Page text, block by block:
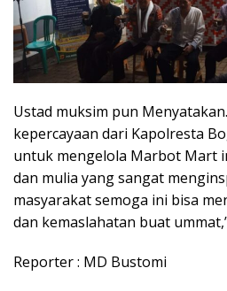
Ustad muksim pun
kepercayaan dari Kapolresta
untuk mengelola Marbot Mart
dan mulia yang sangat
masyarakat semoga ini bisa
dan kemaslahatan buat
Reporter : MD Bustomi